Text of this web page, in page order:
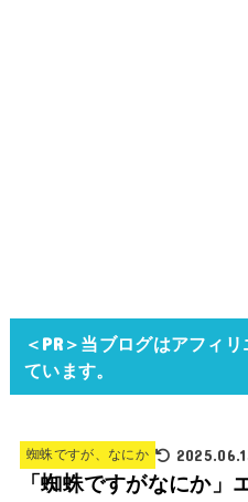
＜PR＞当ブログはアフィ
ています。
蜘蛛ですが、なにか
「蜘蛛ですがなにか」